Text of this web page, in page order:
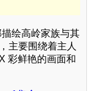
描绘高岭家族与其
主要围绕着主人
彩鲜艳的画面和